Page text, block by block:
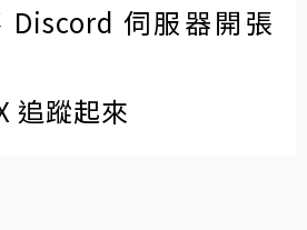
伺服器開張
追蹤起來